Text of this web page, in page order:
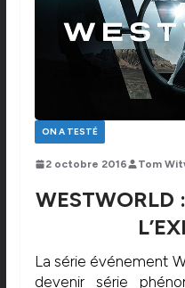
ON A TESTÉ
2 octobre 2016 Tom
WESTWORLD
La série événement
devenir série